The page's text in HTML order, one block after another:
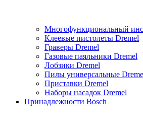
Многофункциональный
Клеевые пистолеты Dremel
Граверы Dremel
Газовые паяльники Dremel
Лобзики Dremel
Пилы универсальные
Приставки Dremel
Наборы насадок Dremel
Принадлежности Bosch